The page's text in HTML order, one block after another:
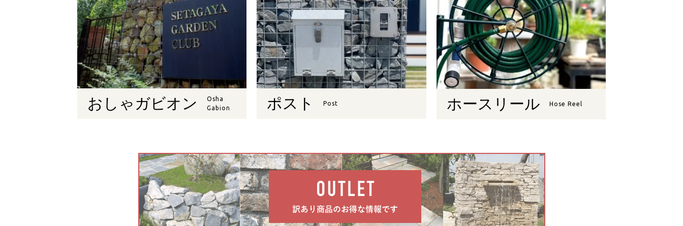
おしゃガビオン
Osha
Gabion
ポスト Post ホースリール Hose Reel